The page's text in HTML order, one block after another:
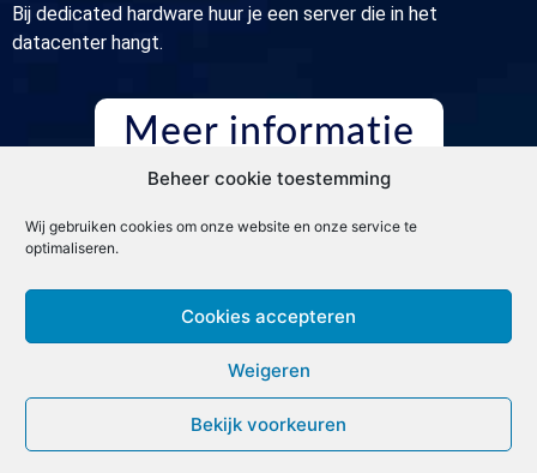
Beheer cookie toestemming
Wij gebruiken cookies om onze website en onze service te
optimaliseren.
Cookies accepteren
Weigeren
Bekijk voorkeuren
Bij dedicated hardware huur je een server die in het
datacenter hangt.
Meer informatie